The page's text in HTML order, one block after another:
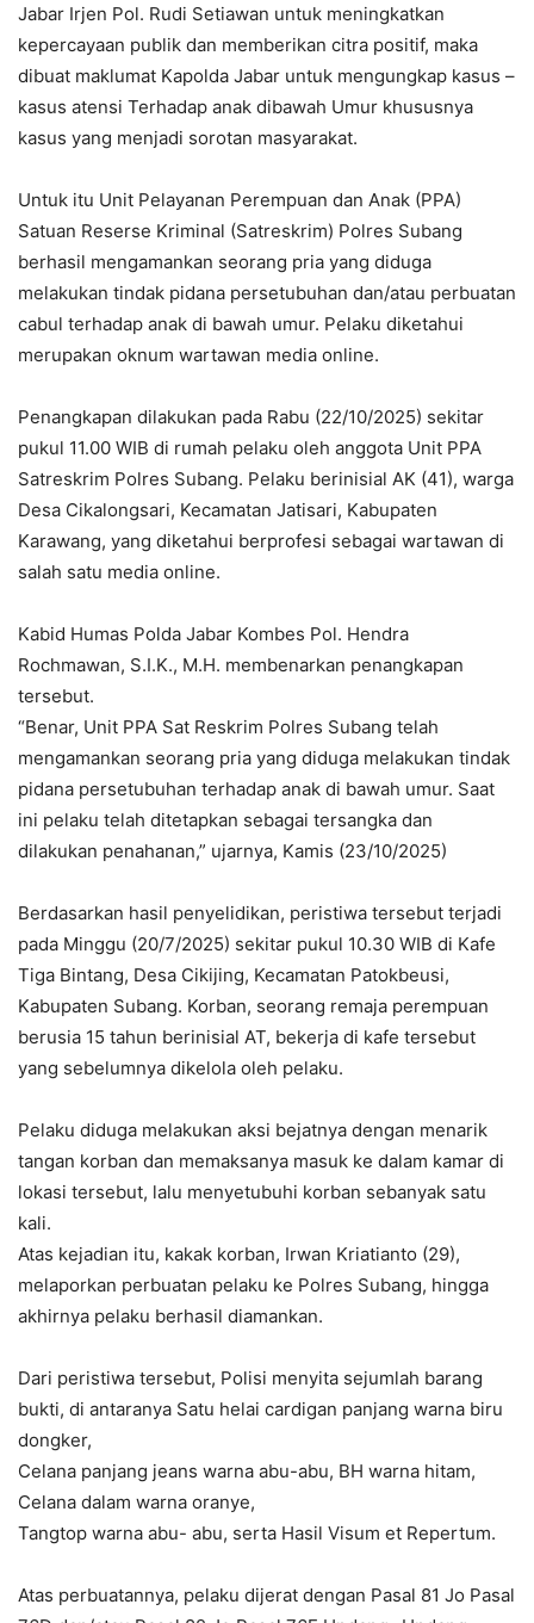
Jabar Irjen Pol. Rudi Setiawan untuk meningkatkan
kepercayaan publik dan memberikan citra positif, maka
dibuat maklumat Kapolda Jabar untuk mengungkap kasus –
kasus atensi Terhadap anak dibawah Umur khususnya
kasus yang menjadi sorotan masyarakat.
Untuk itu Unit Pelayanan Perempuan dan Anak (PPA)
Satuan Reserse Kriminal (Satreskrim) Polres Subang
berhasil mengamankan seorang pria yang diduga
melakukan tindak pidana persetubuhan dan/atau perbuatan
cabul terhadap anak di bawah umur. Pelaku diketahui
merupakan oknum wartawan media online.
Penangkapan dilakukan pada Rabu (22/10/2025) sekitar
pukul 11.00 WIB di rumah pelaku oleh anggota Unit PPA
Satreskrim Polres Subang. Pelaku berinisial AK (41), warga
Desa Cikalongsari, Kecamatan Jatisari, Kabupaten
Karawang, yang diketahui berprofesi sebagai wartawan di
salah satu media online.
Kabid Humas Polda Jabar Kombes Pol. Hendra
Rochmawan, S.I.K., M.H. membenarkan penangkapan
tersebut.
“Benar, Unit PPA Sat Reskrim Polres Subang telah
mengamankan seorang pria yang diduga melakukan tindak
pidana persetubuhan terhadap anak di bawah umur. Saat
ini pelaku telah ditetapkan sebagai tersangka dan
dilakukan penahanan,” ujarnya, Kamis (23/10/2025)
Berdasarkan hasil penyelidikan, peristiwa tersebut terjadi
pada Minggu (20/7/2025) sekitar pukul 10.30 WIB di Kafe
Tiga Bintang, Desa Cikijing, Kecamatan Patokbeusi,
Kabupaten Subang. Korban, seorang remaja perempuan
berusia 15 tahun berinisial AT, bekerja di kafe tersebut
yang sebelumnya dikelola oleh pelaku.
Pelaku diduga melakukan aksi bejatnya dengan menarik
tangan korban dan memaksanya masuk ke dalam kamar di
lokasi tersebut, lalu menyetubuhi korban sebanyak satu
kali.
Atas kejadian itu, kakak korban, Irwan Kriatianto (29),
melaporkan perbuatan pelaku ke Polres Subang, hingga
akhirnya pelaku berhasil diamankan.
Dari peristiwa tersebut, Polisi menyita sejumlah barang
bukti, di antaranya Satu helai cardigan panjang warna biru
dongker,
Celana panjang jeans warna abu-abu, BH warna hitam,
Celana dalam warna oranye,
Tangtop warna abu- abu, serta Hasil Visum et Repertum.
Atas perbuatannya, pelaku dijerat dengan Pasal 81 Jo Pasal